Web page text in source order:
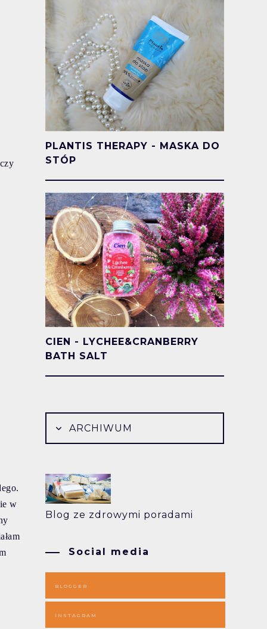
w
PLANTIS THERAPY - MASKA DO
STÓP
CIEN - LYCHEE&CRANBERRY
BATH SALT
ARCHIWUM
Blog ze zdrowymi poradami
Social media
BLOGGER
INSTAGRAM